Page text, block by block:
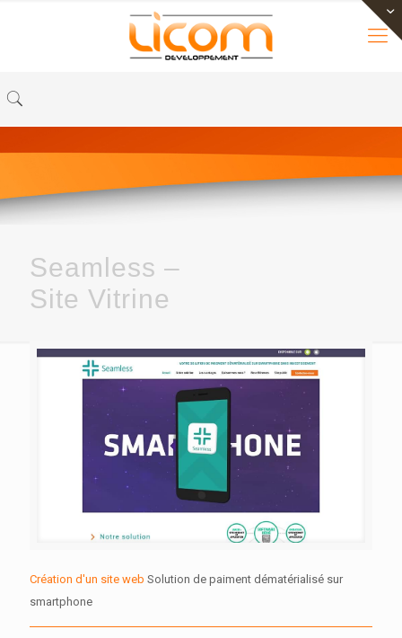
Seamless –
Site Vitrine
Création d'un site web Solution de paiment dématérialisé sur
smartphone